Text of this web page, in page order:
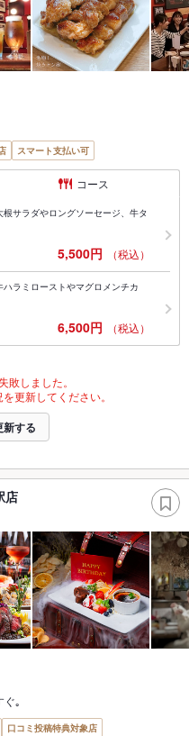
スマート支払い可
コース
サラダやロングソーセージ、牛タ
5,500円 （税込）
ラミローストやマグロメンチカ
6,500円 （税込）
敗しました。
更新してください。
新する
店
｡
口コミ投稿特典対象店